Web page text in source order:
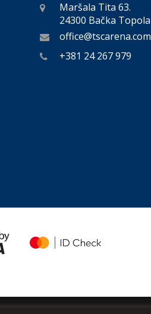
Maršala Tita 63.
24300 Bačka Topola
office@tscarena.com
+381 24 267 979